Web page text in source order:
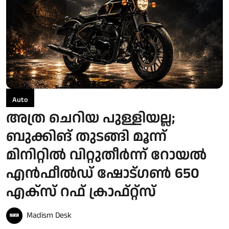
Auto
അത്ര ചെറിയ പുള്ളിയല്ല;
ബുക്കിങ് തുടങ്ങി മൂന്ന്
മിനിറ്റില്‍ വിറ്റുതീര്‍ന്ന് റോയല്‍‌
എന്‍ഫീല്‍ഡ് ഷോട്ഗണ്‍ 650
എക്സ് റഫ് ക്രാഫ്റ്റ്സ്
Madism Desk